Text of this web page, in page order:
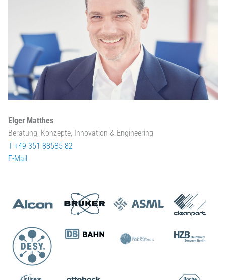
Elger Matthes
Beratung, Konzepte, Innovation & Engineering
T +49 351 88585-82
E-Mail